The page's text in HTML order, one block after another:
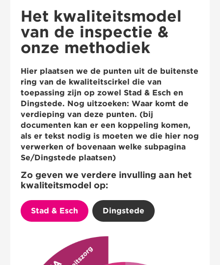
Het kwaliteitsmodel
van de inspectie &
onze methodiek
Hier plaatsen we de punten uit de buitenste
ring van de kwaliteitscirkel die van
toepassing zijn op zowel Stad & Esch en
Dingstede. Nog uitzoeken: Waar komt de
verdieping van deze punten. (bij
documenten kan er een koppeling komen,
als er tekst nodig is moeten we die hier nog
verwerken of bovenaan welke subpagina
Se/Dingstede plaatsen)
Zo geven we verdere invulling aan het
kwaliteitsmodel op:
Stad & Esch Dingstede